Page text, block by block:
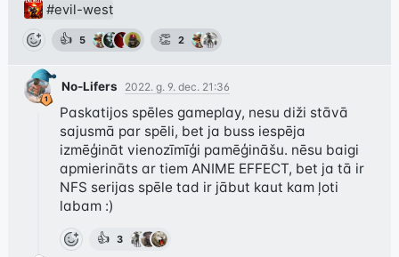
#evil-west
👍 5 👏 2
No-Lifers 2022. g. 9. dec. 21:36
Paskatijos spēles gameplay, nesu diži stāvā
sajusmā par spēli, bet ja buss iespēja
izmēģināt vienozīmīģi pamēģināšu. nēsu baigi
apmierināts ar tiem ANIME EFFECT, bet ja tā ir
NFS serijas spēle tad ir jābut kaut kam ļoti
labam :)
👍 3